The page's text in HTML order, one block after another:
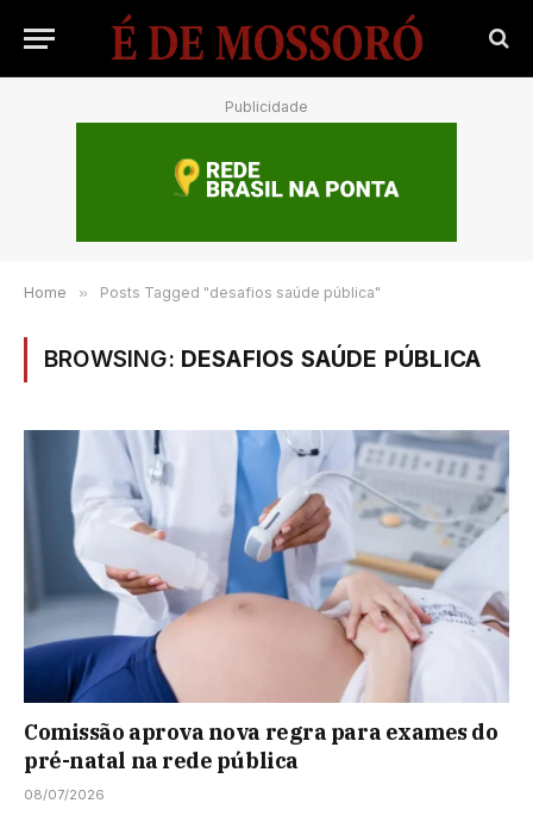
Publicidade
Home » Posts Tagged "desafios saúde pública"
BROWSING: DESAFIOS SAÚDE PÚBLICA
Comissão aprova nova regra para exames do
pré-natal na rede pública
08/07/2026